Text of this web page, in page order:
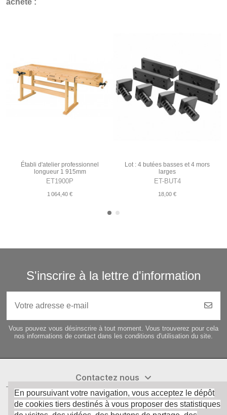
acheté :
Établi d'atelier professionnel
longueur 1 915mm
ET1900P
1 064,40 €
Lot : 4 butées basses et 4 mors
larges
ET-BUT4
18,00 €
S'inscrire à la lettre d'information
Vous pouvez vous désinscrire à tout moment. Vous trouverez pour cela
nos informations de contact dans les conditions d'utilisation du site.
Contactez nous
informations
En poursuivant votre navigation, vous acceptez le dépôt
de cookies tiers destinés à vous proposer des statistiques